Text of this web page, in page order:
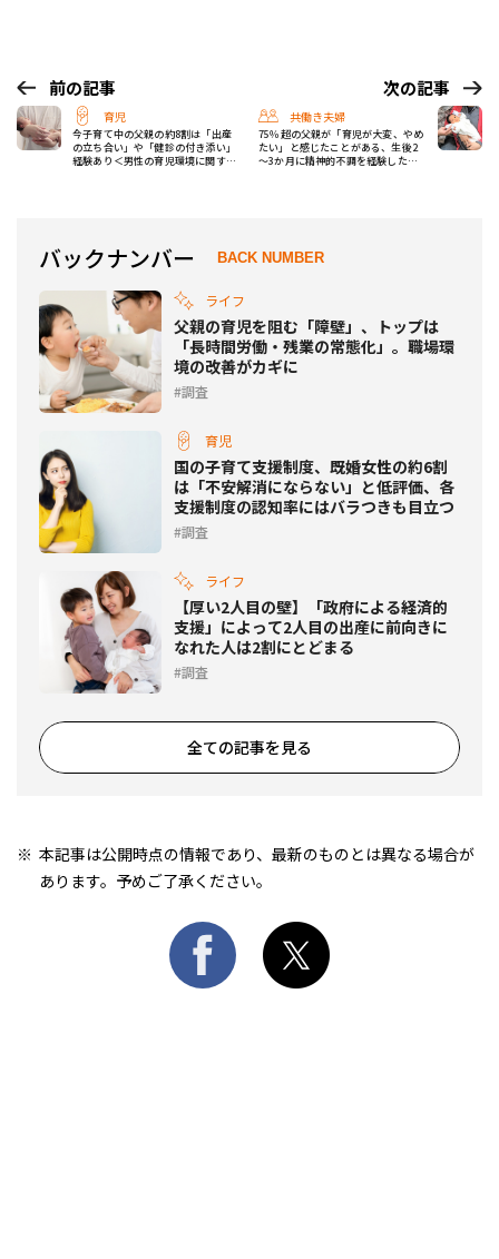
前の記事
育児
今子育て中の父親の約8割は「出産
の立ち合い」や「健診の付き添い」
経験あり＜男性の育児環境に関する
次の記事
共働き夫婦
75％超の父親が「育児が大変、やめ
たい」と感じたことがある、生後2
～3か月に精神的不調を経験した人
バックナンバー BACK NUMBER
ライフ
父親の育児を阻む「障壁」、トップは
「長時間労働・残業の常態化」。職場環
境の改善がカギに
調査
育児
国の子育て支援制度、既婚女性の約6割
は「不安解消にならない」と低評価、各
支援制度の認知率にはバラつきも目立つ
調査
ライフ
【厚い2人目の壁】「政府による経済的
支援」によって2人目の出産に前向きに
なれた人は2割にとどまる
調査
全ての記事を見る
本記事は公開時点の情報であり、最新のものとは異なる場合が
あります。予めご了承ください。